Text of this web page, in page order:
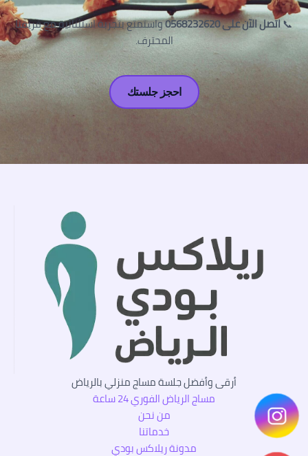
📞اتصل الآن على 0568232620
واستمتع بتجربة استثنائية مع فريقنا
المحترف.
احجز جلستك
أرقى وأفضل جلسة مساج منزلي بالرياض
مساج الرياض الفوري 24 ساعة
من نحن
خدماتنا
مدونة ريلاكس بودي